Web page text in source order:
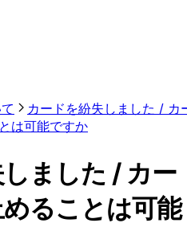
カードを紛失しました / カ
は可能ですか
ました / カー
めることは可能